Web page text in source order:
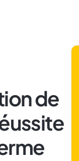
de